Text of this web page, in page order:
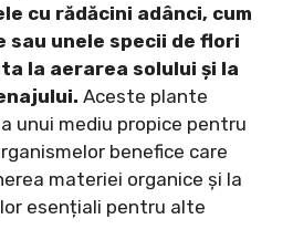
cu rădăcini adânci, cum
sau unele specii de flori
la aerarea solului și la
Aceste plante
unui mediu propice pentru
benefice care
materiei organice și la
esențiali pentru alte